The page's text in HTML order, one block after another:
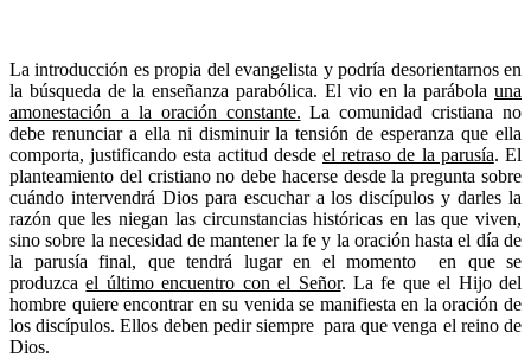
La introducción es propia del evangelista y podría desorientarnos en
la búsqueda de la enseñanza parabólica. El vio en la parábola una
amonestación a la oración constante. La comunidad cristiana no
debe renunciar a ella ni disminuir la tensión de esperanza que ella
comporta, justificando esta actitud desde el retraso de la parusía. El
planteamiento del cristiano no debe hacerse desde la pregunta sobre
cuándo intervendrá Dios para escuchar a los discípulos y darles la
razón que les niegan las circunstancias históricas en las que viven,
sino sobre la necesidad de mantener la fe y la oración hasta el día de
la parusía final, que tendrá lugar en el momento en que se
produzcael último encuentro con el Señor. La fe que el Hijo del
hombre quiere encontrar en su venida se manifiesta en la oración de
los discípulos. Ellos deben pedir siempre para que venga el reino de
Dios.